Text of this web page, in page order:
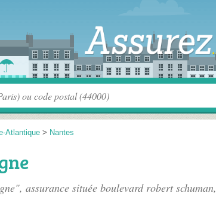
Atlantique > Nantes
assurance située boulevard robert schuman,